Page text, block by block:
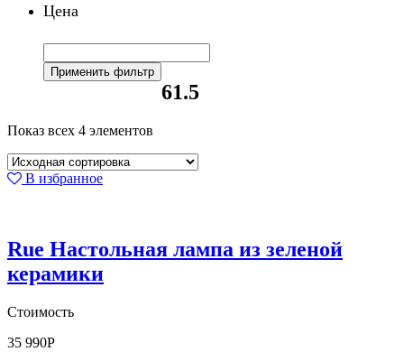
Цена
Применить фильтр
61.5
Показ всех 4 элементов
В избранное
Rue Настольная лампа из зеленой
керамики
Стоимость
35 990Р